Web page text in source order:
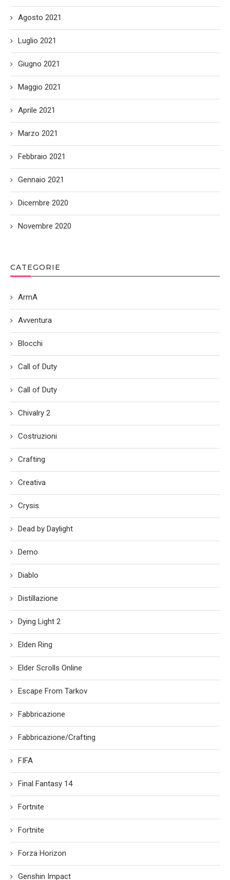
Agosto 2021
Luglio 2021
Giugno 2021
Maggio 2021
Aprile 2021
Marzo 2021
Febbraio 2021
Gennaio 2021
Dicembre 2020
Novembre 2020
CATEGORIE
ArmA
Avventura
Blocchi
Call of Duty
Call of Duty
Chivalry 2
Costruzioni
Crafting
Creativa
Crysis
Dead by Daylight
Demo
Diablo
Distillazione
Dying Light 2
Elden Ring
Elder Scrolls Online
Escape From Tarkov
Fabbricazione
Fabbricazione/Crafting
FIFA
Final Fantasy 14
Fortnite
Fortnite
Forza Horizon
Genshin Impact